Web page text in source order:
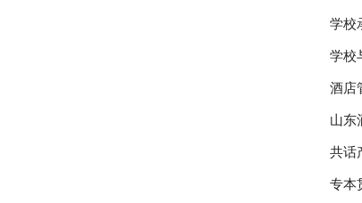
学校
学校
酒店
山东
共话
专本